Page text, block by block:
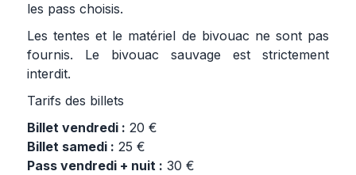
les pass choisis.
Les tentes et le matériel de bivouac ne sont pas
fournis. Le bivouac sauvage est strictement
interdit.
Tarifs des billets
Billet vendredi : 20 €
Billet samedi : 25 €
Pass vendredi + nuit : 30 €